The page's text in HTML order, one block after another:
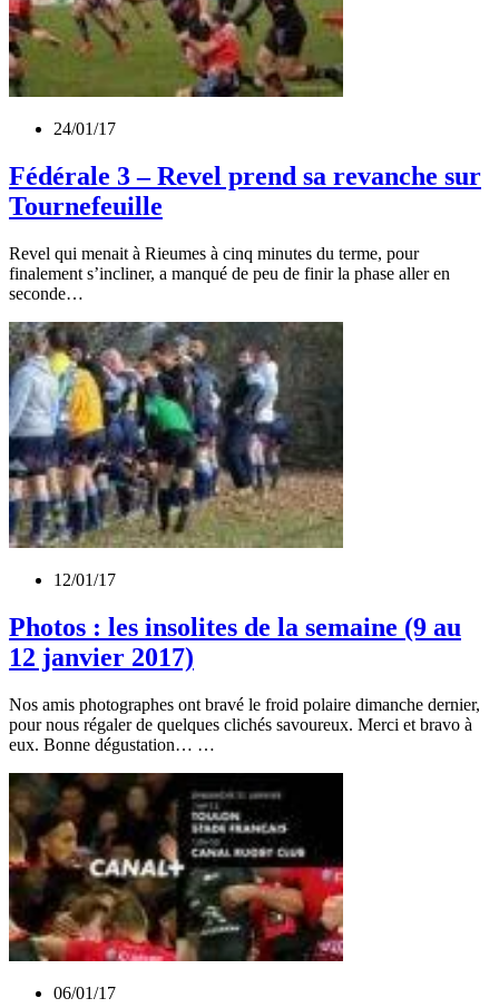
24/01/17
Fédérale 3 – Revel prend sa revanche sur
Tournefeuille
Revel qui menait à Rieumes à cinq minutes du terme, pour
finalement s’incliner, a manqué de peu de finir la phase aller en
seconde…
12/01/17
Photos : les insolites de la semaine (9 au
12 janvier 2017)
Nos amis photographes ont bravé le froid polaire dimanche dernier,
pour nous régaler de quelques clichés savoureux. Merci et bravo à
eux. Bonne dégustation… …
06/01/17